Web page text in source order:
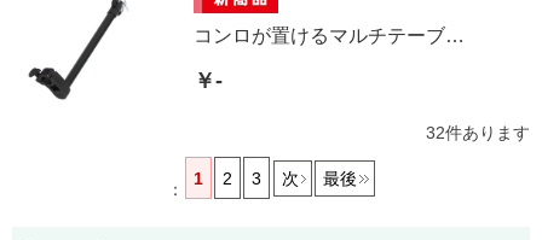
コンロが置けるマルチテーブル専用ランタンスタンド
￥-
32件あります
：
1 2 3 次 最後